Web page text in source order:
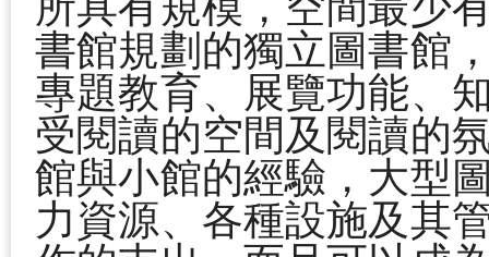
書館規劃的獨立圖書館
專題教育、展覽功能、
受閱讀的空間及閱讀的
館與小館的經驗，大型
力資源、各種設施及其